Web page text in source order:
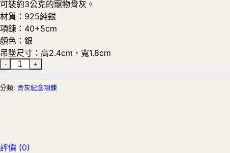
可裝約3公克的寵物骨灰。
材質：925純銀
項鍊：40+5cm
顏色：銀
吊墜尺寸：高2.4cm，寬1.8cm
分類: 骨灰紀念項鍊
評價 (0)